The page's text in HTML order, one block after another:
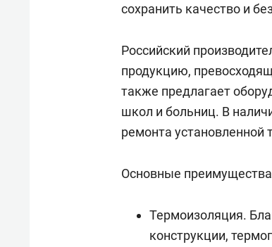
сохранить качество и
Российский
продукцию,
также предлагает
школ и больниц. В
ремонта установленной
Основные
Термоизоляция.
конструкции,
150 камер до квартиры и Face
ID вместо ключа: какой будет
безопасность в ЖК «Нова»